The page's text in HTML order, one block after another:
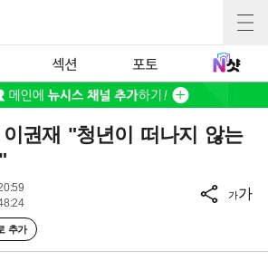
섹션 포토
이권재 "청년이 떠나지 않는
추가
가가